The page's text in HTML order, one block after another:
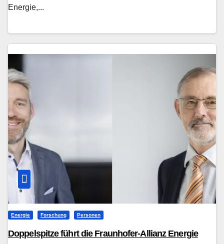
Energie,...
Energie Forschung Personen
Doppelspitze führt die Fraunhofer-Allianz Energie